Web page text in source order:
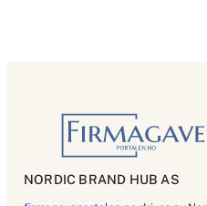
NORDIC BRAND HUB AS